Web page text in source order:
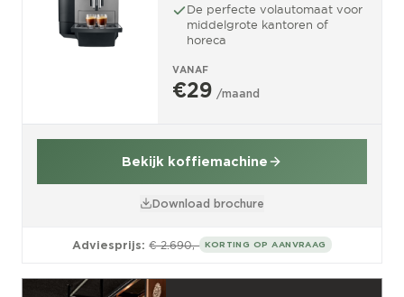
De perfecte volautomaat voor
middelgrote kantoren of
horeca
VANAF
€29 /maand
Bekijk koffiemachine
Download brochure
Adviesprijs: € 2.690,- KORTING OP AANVRAAG